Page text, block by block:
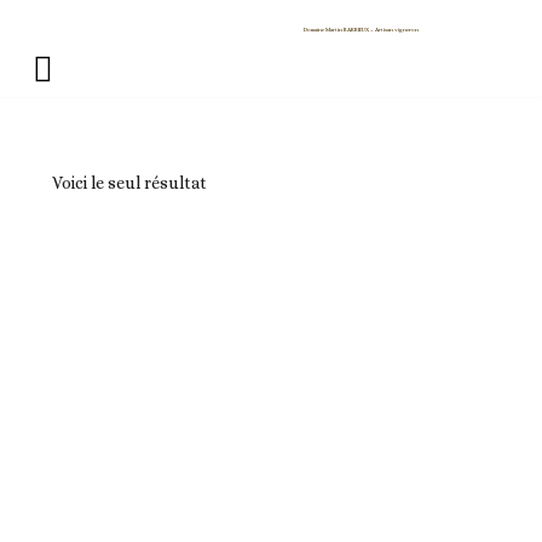
Domaine Martin BARBIEUX ~ Artisan vigneron
Voici le seul résultat